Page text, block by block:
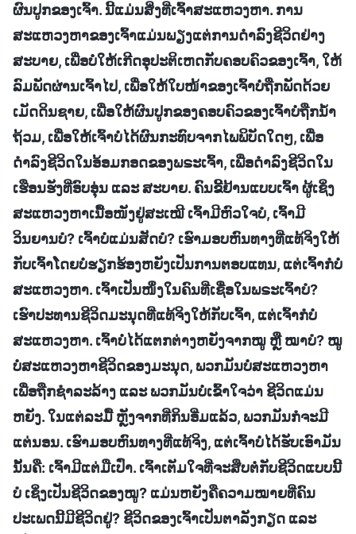
ຜົນປູກຂອງເຈົ້າ. ນີ້ແມ່ນສິ່ງທີ່ເຈົ້າສະແຫວງຫາ. ການ
ສະແຫວງຫາຂອງເຈົ້າແມ່ນພຽງແຕ່ການດຳລົງຊີວິດຢ່າງ
ສະບາຍ, ເພື່ອບໍ່ໃຫ້ເກີດອຸປະຕິເຫດກັບຄອບຄົວຂອງເຈົ້າ, ໃຫ້
ລົມພັດຜ່ານເຈົ້າໄປ, ເພື່ອໃຫ້ໃບໜ້າຂອງເຈົ້າບໍ່ຖືກພັດດ້ວຍ
ເມັດດິນຊາຍ, ເພື່ອໃຫ້ຜົນປູກຂອງຄອບຄົວຂອງເຈົ້າບໍ່ຖືກນໍ້າ
ຖ້ວມ, ເພື່ອໃຫ້ເຈົ້າບໍ່ໄດ້ຜົນກະທົບຈາກໄພພິບັດໃດໆ, ເພື່ອ
ດຳລົງຊີວິດໃນອ້ອມກອດຂອງພຣະເຈົ້າ, ເພື່ອດຳລົງຊີວິດໃນ
ເຮືອນຮັງທີ່ອົບອຸ່ນ ແລະ ສະບາຍ. ຄົນຂີ້ຢ້ານແບບເຈົ້າ ຜູ້ເຊິ່ງ
ສະແຫວງຫາເນື້ອໜັງຢູ່ສະເໝີ ເຈົ້າມີຫົວໃຈບໍ, ເຈົ້າມີ
ວິນຍານບໍ? ເຈົ້າບໍ່ແມ່ນສັດບໍ? ເຮົາມອບຫົນທາງທີ່ແທ້ຈິງໃຫ້
ກັບເຈົ້າໂດຍບໍ່ຮຽກຮ້ອງຫຍັງເປັນການຕອບແທນ, ແຕ່ເຈົ້າກໍບໍ່
ສະແຫວງຫາ. ເຈົ້າເປັນໜຶ່ງໃນຄົນທີ່ເຊື່ອໃນພຣະເຈົ້າບໍ?
ເຮົາປະທານຊີວິດມະນຸດທີ່ແທ້ຈິງໃຫ້ກັບເຈົ້າ, ແຕ່ເຈົ້າກໍບໍ່
ສະແຫວງຫາ. ເຈົ້າບໍ່ໄດ້ແຕກຕ່າງຫຍັງຈາກໝູ ຫຼື ໝາບໍ? ໝູ
ບໍ່ສະແຫວງຫາຊີວິດຂອງມະນຸດ, ພວກມັນບໍ່ສະແຫວງຫາ
ເພື່ອຖືກຊໍາລະລ້າງ ແລະ ພວກມັນບໍ່ເຂົ້າໃຈວ່າ ຊີວິດແມ່ນ
ຫຍັງ. ໃນແຕ່ລະມື້ ຫຼັງຈາກທີ່ກິນອີ່ມແລ້ວ, ພວກມັນກໍຈະມີ
ແຕ່ນອນ. ເຮົາມອບຫົນທາງທີ່ແທ້ຈິງ, ແຕ່ເຈົ້າບໍ່ໄດ້ຮັບເອົາມັນ
ນັ້ນຄື: ເຈົ້າມີແຕ່ມືເປົ່າ. ເຈົ້າເຕັມໃຈທີ່ຈະສືບຕໍ່ກັບຊີວິດແບບນີ້
ບໍ ເຊິ່ງເປັນຊີວິດຂອງໝູ? ແມ່ນຫຍັງຄືຄວາມໝາຍທີ່ຄົນ
ປະເພດນີ້ມີຊີວິດຢູ່? ຊີວິດຂອງເຈົ້າເປັນຕາລັງກຽດ ແລະ